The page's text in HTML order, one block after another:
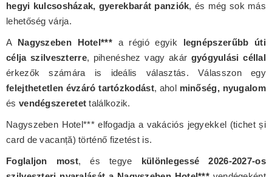
hegyi kulcsosházak, gyerekbarát panziók, és még sok más
lehetőség várja.
A Nagyszeben Hotel***a régió egyik legnépszerűbb úti
célja szilveszterre, pihenéshez vagy akár gyógyulási céllal
érkezők számára is ideális választás. Válasszon egy
felejthetetlen évzáró tartózkodást, ahol minőség, nyugalom
és vendégszeretet találkozik.
Nagyszeben Hotel*** elfogadja a vakációs jegyekkel (tichet și
card de vacanță) történő fizetést is.
Foglaljon most, és tegye különlegessé 2026-2027-os